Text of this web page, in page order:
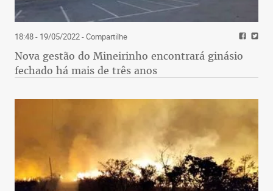
18:48 - 19/05/2022- Compartilhe
Nova gestão do Mineirinho encontrará ginásio
fechado há mais de três anos